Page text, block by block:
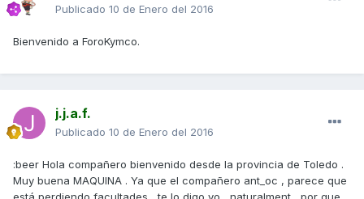
Publicado 10 de Enero del 2016
Bienvenido a ForoKymco.
j.j.a.f.
Publicado 10 de Enero del 2016
:beer Hola compañero bienvenido desde la provincia de Toledo .
Muy buena MAQUINA . Ya que el compañero ant_oc , parece que